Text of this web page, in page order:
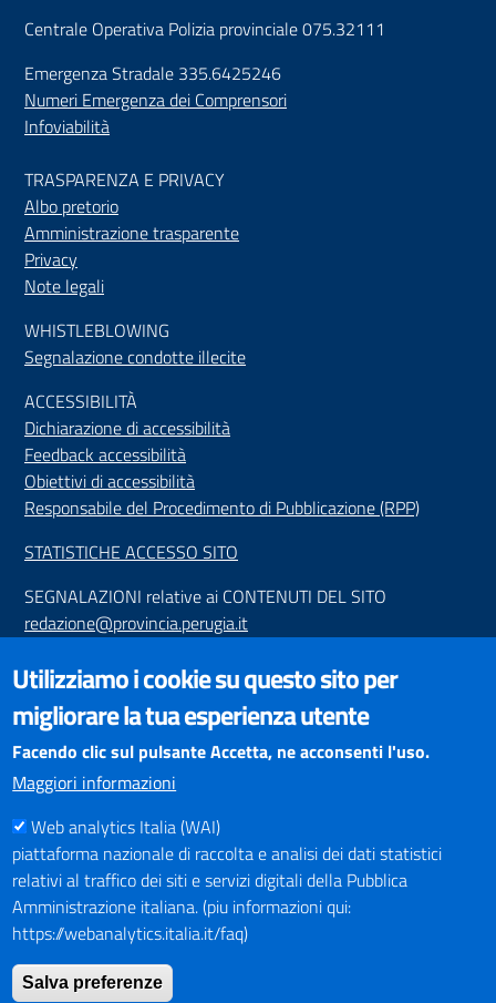
Centrale Operativa Polizia provinciale 075.32111
Emergenza Stradale 335.6425246
Numeri Emergenza dei Comprensori
Infoviabilità
TRASPARENZA E PRIVACY
Albo pretorio
Amministrazione trasparente
Privacy
Note legali
WHISTLEBLOWING
Segnalazione condotte illecite
ACCESSIBILITÀ
Dichiarazione di accessibilità
Feedback accessibilità
Obiettivi di accessibilità
Responsabile del Procedimento di Pubblicazione (RPP)
STATISTICHE ACCESSO SITO
SEGNALAZIONI relative ai CONTENUTI DEL SITO
redazione@provincia.perugia.it
VISUALIZZAZIONE CONTENUTI
Il sito internet della Provincia di Perugia è ottimizzato per
essere visualizzato dai principali browser aggiornati. L'uso di
browser non aggiornati può creare problemi di visualizzazione
dei contenuti.
PAGAMENTI
SOCIAL NETWORKS
Pagina Facebook
Utilizziamo i cookie su questo sito per
migliorare la tua esperienza utente
Facendo clic sul pulsante Accetta, ne acconsenti l'uso.
Maggiori informazioni
Web analytics Italia (WAI)
piattaforma nazionale di raccolta e analisi dei dati statistici
relativi al traffico dei siti e servizi digitali della Pubblica
Amministrazione italiana. (piu informazioni qui:
https://webanalytics.italia.it/faq)
Salva preferenze